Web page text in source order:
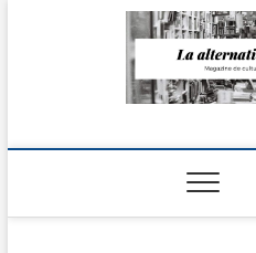
La